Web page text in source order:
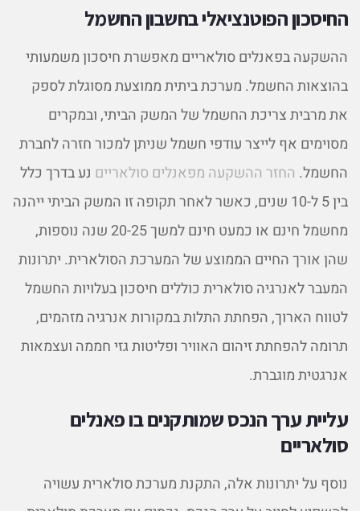
החיסכון הפוטנציאלי בחשבון החשמל
ההשקעה בפאנלים סולאריים מאפשרת חיסכון משמעותי
בהוצאות החשמל. מערכת ביתית ממוצעת מסוגלת לספק
את מרבית צריכת החשמל של המשק הביתי, ובמקרים
מסוימים אף לייצר עודפי חשמל שניתן למכור חזרה לחברת
החשמל. החזר ההשקעה מפאנלים סולאריים נע בדרך כלל
בין 5 ל-10 שנים, כאשר לאחר תקופה זו המשק הביתי ייהנה
מחשמל חינם או כמעט חינם למשך 20-25 שנה נוספות,
שהן אורך החיים הממוצע של המערכת הסולארית. יתרונות
המעבר לאנרגיה סולארית כוללים חיסכון בעלויות החשמל
לטווח הארוך, הפחתת התלות במקורות אנרגיה מזהמים,
תרומה להפחתת זיהום האוויר ופליטות גזי חממה ועצמאות
אנרגטית מוגברת.
עליית ערך הנכס שמותקנים בו פאנלים
סולאריים
נוסף על יתרונות אלה, התקנת מערכת סולארית עשויה